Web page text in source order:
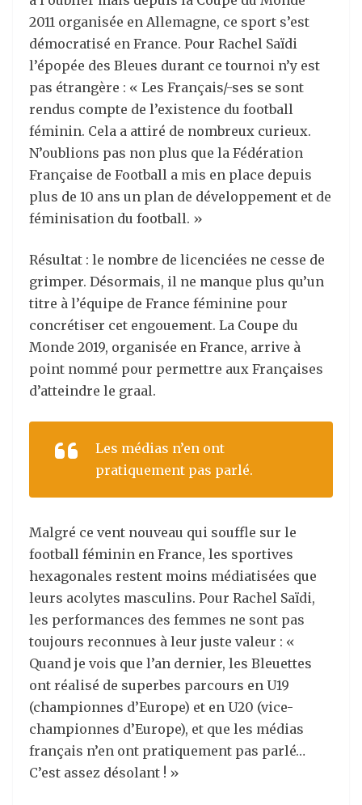
2011 organisée en Allemagne, ce sport s’est
démocratisé en France. Pour Rachel Saïdi
l’épopée des Bleues durant ce tournoi n’y est
pas étrangère : « Les Français/-ses se sont
rendus compte de l’existence du football
féminin. Cela a attiré de nombreux curieux.
N’oublions pas non plus que la Fédération
Française de Football a mis en place depuis
plus de 10 ans un plan de développement et de
féminisation du football. »
Résultat : le nombre de licenciées ne cesse de
grimper. Désormais, il ne manque plus qu’un
titre à l’équipe de France féminine pour
concrétiser cet engouement. La Coupe du
Monde 2019, organisée en France, arrive à
point nommé pour permettre aux Françaises
d’atteindre le graal.
Les médias n’en ont
pratiquement pas parlé.
Malgré ce vent nouveau qui souffle sur le
football féminin en France, les sportives
hexagonales restent moins médiatisées que
leurs acolytes masculins. Pour Rachel Saïdi,
les performances des femmes ne sont pas
toujours reconnues à leur juste valeur : «
Quand je vois que l’an dernier, les Bleuettes
ont réalisé de superbes parcours en U19
(championnes d’Europe) et en U20 (vice-
championnes d’Europe), et que les médias
français n’en ont pratiquement pas parlé…
C’est assez désolant ! »